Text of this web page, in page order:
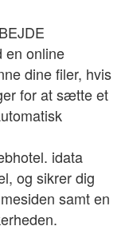
en online
dine filer, hvis
for at sætte et
idata
og sikrer dig
samt en